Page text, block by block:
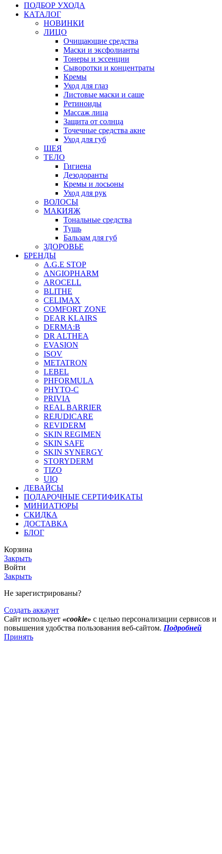
ПОДБОР УХОДА
КАТАЛОГ
НОВИНКИ
ЛИЦО
Очищающие средства
Маски и эксфолианты
Тонеры и эссенции
Сыворотки и концентраты
Кремы
Уход для глаз
Листовые маски и саше
Ретиноиды
Массаж лица
Защита от солнца
Точечные средства акне
Уход для губ
ШЕЯ
ТЕЛО
Гигиена
Дезодоранты
Кремы и лосьоны
Уход для рук
ВОЛОСЫ
МАКИЯЖ
Тональные средства
Тушь
Бальзам для губ
ЗДОРОВЬЕ
БРЕНДЫ
A.G.E STOP
ANGIOPHARM
AROCELL
BLITHE
CELIMAX
COMFORT ZONE
DEAR KLAIRS
DERMA:B
DR ALTHEA
EVASION
ISOV
METATRON
LEBEL
PHFORMULA
PHYTO-C
PRIVIA
REAL BARRIER
REJUDICARE
REVIDERM
SKIN REGIMEN
SKIN SAFE
SKIN SYNERGY
STORYDERM
TIZO
UIQ
ДЕВАЙСЫ
ПОДАРОЧНЫЕ СЕРТИФИКАТЫ
МИНИАТЮРЫ
СКИДКА
ДОСТАВКА
БЛОГ
Корзина
Закрыть
Войти
Закрыть
Не зарегистрированы?
Создать аккаунт
Сайт использует «cookie» с целью персонализации сервисов и
повышения удобства пользования веб-сайтом. Подробней
Принять